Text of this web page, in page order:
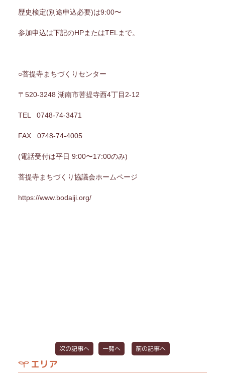
歴史検定(別途申込必要)は9:00〜
参加申込は下記のHPまたはTELまで。
○菩提寺まちづくりセンター
〒520-3248 湖南市菩提寺西4丁目2-12
TEL 0748-74-3471
FAX 0748-74-4005
(電話受付は平日 9:00〜17:00のみ)
菩提寺まちづくり協議会ホームページ
https://www.bodaiji.org/
次の記事へ 一覧へ 前の記事へ
エリア